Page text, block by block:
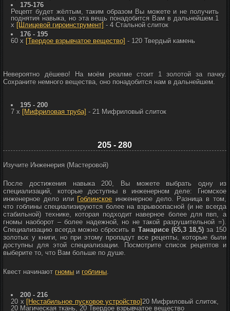
175-176
Рецепт будет жёлтым, таким образом Вы можете и не получить
поднятия навыка, но эта вещь понадобится Вам в дальнейшем.1
x [Шлицевой гироинструмент] - 4Стальной слиток
176 - 195
60 x [Твердое взрывчатое вещество] - 120Твердый камень
Невероятно дёшево! На моём реалме стоит 1 золотой за пачку.
Сохраните немного вещества, оно понадобится нам в дальнейшем.
195 - 200
7 x [Мифриловая труба] - 21 Мифриловый слиток
205 - 280
Изучите Инженерия (Мастеровой)
После достижения навыка 200, Вы можете выбрать одну из
специализаций, которые доступны в инженерном деле:
Гномское
инженерное дело или Гоблинское инженерное дело. Разница в том,
что гоблины специализируются более на взрывоопасной (и не всегда
стабильной) технике, которая подходит наверное более для пвп, а
гномы наоборот – более надежной, но не такой разрушительной =).
Специализацию всегда можно сбросить в Танарисе (65,3 18,5)за 150
золотых у книги, но при этому пропадут все рецепты, которые были
доступны для этой специализации. Посмотрите список рецептов и
выберите то, что Вам больше по душе.
Квест начинают гномы и гоблины
200 - 216
20 x [Нестабильное пусковое устройство]20 Мифриловый слиток,
20 Магическая ткань, 20Твердое взрывчатое вещество